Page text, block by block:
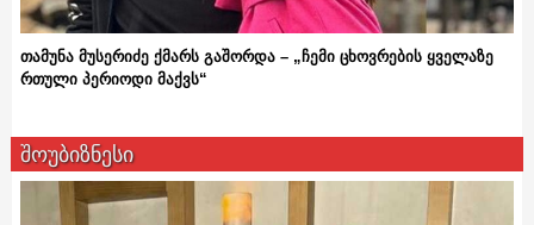
თამუნა მუსერიძე ქმარს გაშორდა – „ჩემი ცხოვრების ყველაზე
რთული პერიოდი მაქვს“
შოუბიზნესი